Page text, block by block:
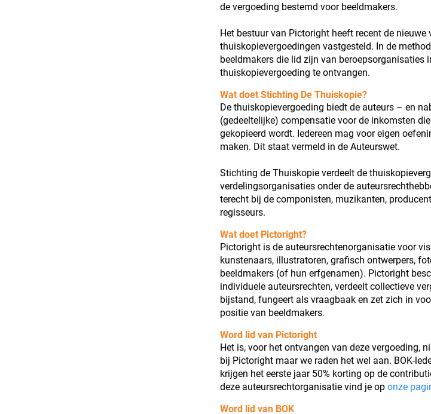
de vergoeding bestemd voor beeldmakers.
Het bestuur van Pictoright heeft recent de
thuiskopievergoedingen vastgesteld. In de
beeldmakers die lid zijn van beroepsorganisaties
thuiskopievergoeding te ontvangen.
Wat doet Stichting De Thuiskopie?
De thuiskopievergoeding biedt de auteurs – en
(gedeeltelijke) compensatie voor de inkomsten
gekopieerd wordt. Iedereen mag voor eigen
maken. Dit staat vermeld in de Auteurswet.
Stichting de Thuiskopie verdeelt de
verdelingsorganisaties onder de
terecht bij de componisten, muzikanten,
regisseurs.
Wat doet Pictoright?
Pictoright is de auteursrechtenorganisatie voor
kunstenaars, illustratoren, grafisch ontwerpers,
beeldmakers (of hun erfgenamen). Pictoright
individuele auteursrechten, verdeelt collectieve
bijstand, fungeert als vraagbaak en zet zich in
positie van beeldmakers.
Word lid van Pictoright
Het is, voor het ontvangen van deze vergoeding,
bij Pictoright maar we raden het wel aan. BOK-
krijgen het eerste jaar 50% korting op de
deze auteursrechtorganisatie vind je op onze
Word lid van BOK